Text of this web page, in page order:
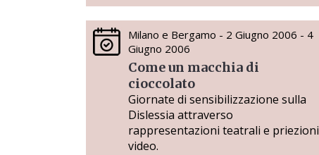
Milano e Bergamo - 2 Giugno 2006 - 4
Giugno 2006
Come un macchia di
cioccolato
Giornate di sensibilizzazione sulla
Dislessia attraverso
rappresentazioni teatrali e priezioni
video.